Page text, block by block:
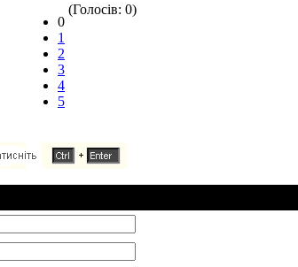
0
1
2
3
4
5
(Голосів: 0)